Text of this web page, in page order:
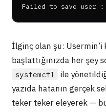
Failed to save user
İlginç olan şu: Usermin’i
başlattığınızda her şey
systemctl
ile
yazıda hatanın gerçek
teker teker eleyerek —